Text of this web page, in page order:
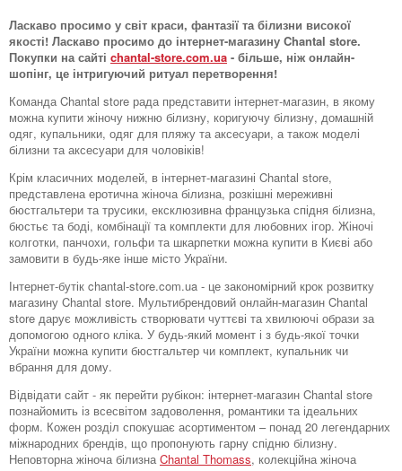
Ласкаво просимо у світ краси, фантазії та білизни високої
якості! Ласкаво просимо до інтернет-магазину Chantal store.
Покупки на сайті chantal-store.com.ua - більше, ніж онлайн-
шопінг, це інтригуючий ритуал перетворення!
Команда Chantal store рада представити інтернет-магазин, в якому
можна купити жіночу нижню білизну, коригуючу білизну, домашній
одяг, купальники, одяг для пляжу та аксесуари, а також моделі
білизни та аксесуари для чоловіків!
Крім класичних моделей, в інтернет-магазині Chantal store,
представлена ​​еротична жіноча білизна, розкішні мереживні
бюстгальтери та трусики, ексклюзивна французька спідня білизна,
бюстьє та боді, комбінації та комплекти для любовних ігор. Жіночі
колготки, панчохи, гольфи та шкарпетки можна купити в Києві або
замовити в будь-яке інше місто України.
Інтернет-бутік chantal-store.com.ua - це закономірний крок розвитку
магазину Chantal store. Мультибрендовий онлайн-магазин Chantal
store дарує можливість створювати чуттєві та хвилюючі образи за
допомогою одного кліка. У будь-який момент і з будь-якої точки
України можна купити бюстгальтер чи комплект, купальник чи
вбрання для дому.
Відвідати сайт - як перейти рубікон: інтернет-магазин Chantal store
познайомить із всесвітом задоволення, романтики та ідеальних
форм. Кожен розділ спокушає асортиментом – понад 20 легендарних
міжнародних брендів, що пропонують гарну спідню білизну.
Неповторна жіноча білизна Chantal Thomass, колекційна жіноча